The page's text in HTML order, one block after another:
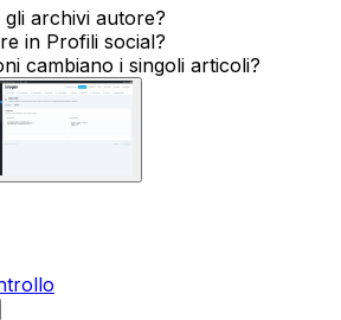
archivi autore?
in Profili social?
cambiano i singoli articoli?